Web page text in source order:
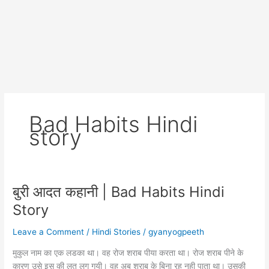
Bad Habits Hindi
story
बुरी आदत कहानी | Bad Habits Hindi
Story
Leave a Comment / Hindi Stories /gyanyogpeeth
मुकुल नाम का एक लडका था। वह रोज शराब पीया करता था। रोज शराब पीने के
कारण उसे इस की लत लग गयी। वह अब शराब के बिना रह नही पाता था। उसकी